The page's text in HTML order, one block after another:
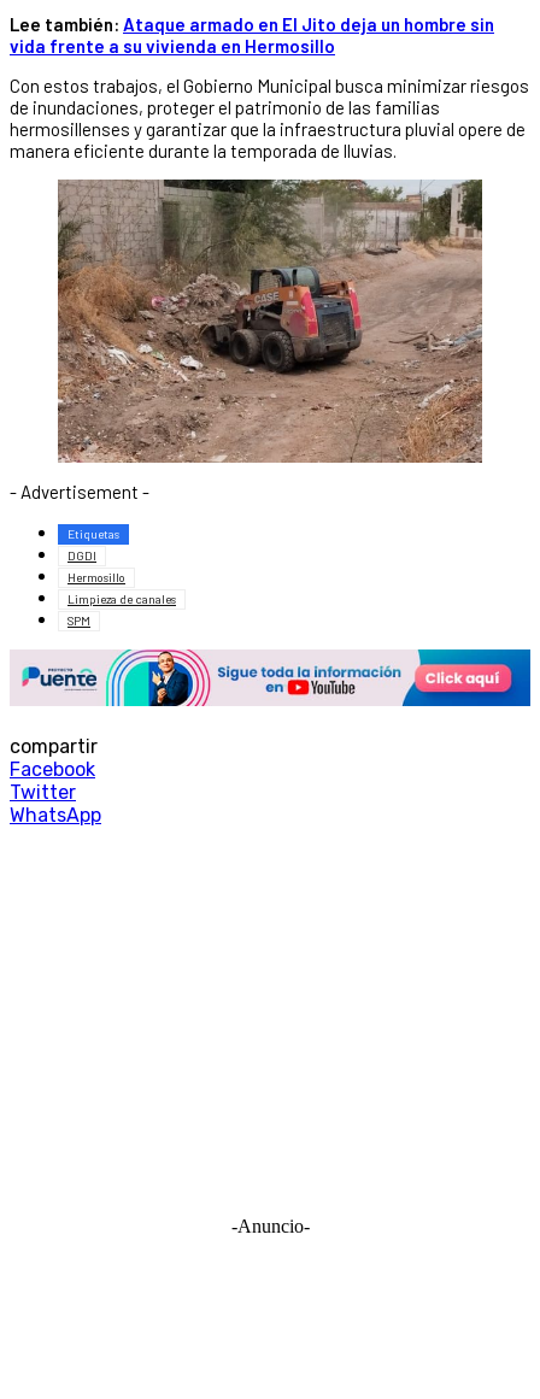
Lee también: Ataque armado en El Jito deja un hombre sin
vida frente a su vivienda en Hermosillo
Con estos trabajos, el Gobierno Municipal busca minimizar riesgos
de inundaciones, proteger el patrimonio de las familias
hermosillenses y garantizar que la infraestructura pluvial opere de
manera eficiente durante la temporada de lluvias.
- Advertisement -
Etiquetas
DGDI
Hermosillo
Limpieza de canales
SPM
compartir
Facebook
Twitter
WhatsApp
-Anuncio-